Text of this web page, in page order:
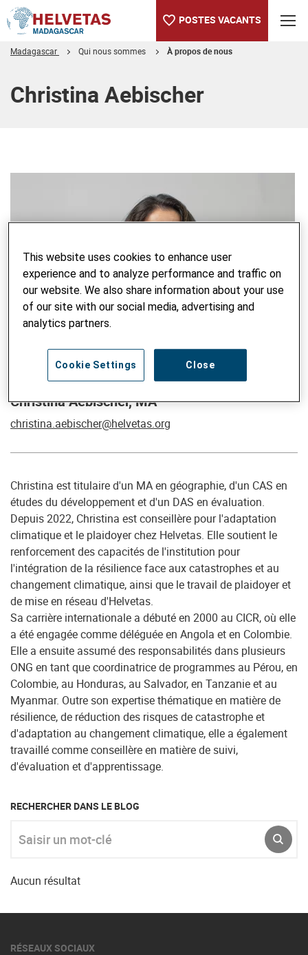
POSTES VACANTS
Madagascar Qui nous sommes À propos de nous
Christina Aebischer
Conseillère en adaptation au climat et plaidoyer
Christina Aebischer, MA
christina.aebischer@helvetas.org
Christina est titulaire d'un MA en géographie, d'un CAS en
études du développement et d'un DAS en évaluation.
Depuis 2022, Christina est conseillère pour l'adaptation
climatique et le plaidoyer chez Helvetas. Elle soutient le
renforcement des capacités de l'institution pour
l'intégration de la résilience face aux catastrophes et au
changement climatique, ainsi que le travail de plaidoyer et
de mise en réseau d'Helvetas.
Sa carrière internationale a débuté en 2000 au CICR, où elle
a été engagée comme déléguée en Angola et en Colombie.
Elle a ensuite assumé des responsabilités dans plusieurs
ONG en tant que coordinatrice de programmes au Pérou, en
Colombie, au Honduras, au Salvador, en Tanzanie et au
Myanmar. Outre son expertise thématique en matière de
résilience, de réduction des risques de catastrophe et
d'adaptation au changement climatique, elle a également
travaillé comme conseillère en matière de suivi,
d'évaluation et d'apprentissage.
RECHERCHER DANS LE BLOG
Aucun résultat
RÉSEAUX SOCIAUX
This website uses cookies to enhance user
experience and to analyze performance and traffic on
our website. We also share information about your use
of our site with our social media, advertising and
analytics partners.
Close
Cookie Settings